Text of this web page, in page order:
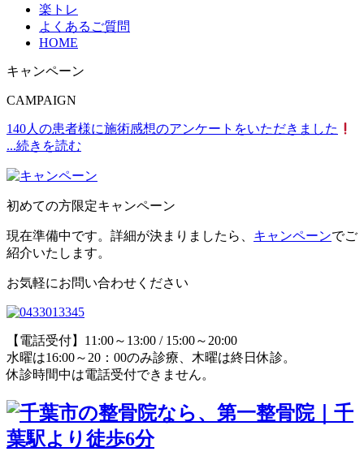
楽トレ
よくあるご質問
HOME
キャンペーン
CAMPAIGN
140人の患者様に施術感想のアンケートをいただきました
...続きを読む
初めての方限定キャンペーン
現在準備中です。詳細が決まりましたら、 キャンペーンでご
紹介いたします。
お気軽にお問い合わせください
【電話受付】11:00～13:00 / 15:00～20:00
水曜は16:00～20：00のみ診療、木曜は終日休診。
休診時間中は電話受付できません。